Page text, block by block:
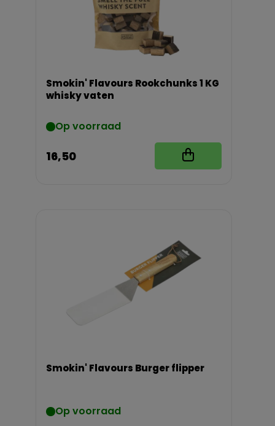
Smokin' Flavours Rookchunks 1 KG
whisky vaten
Op voorraad
16,50
Smokin' Flavours Burger flipper
Op voorraad